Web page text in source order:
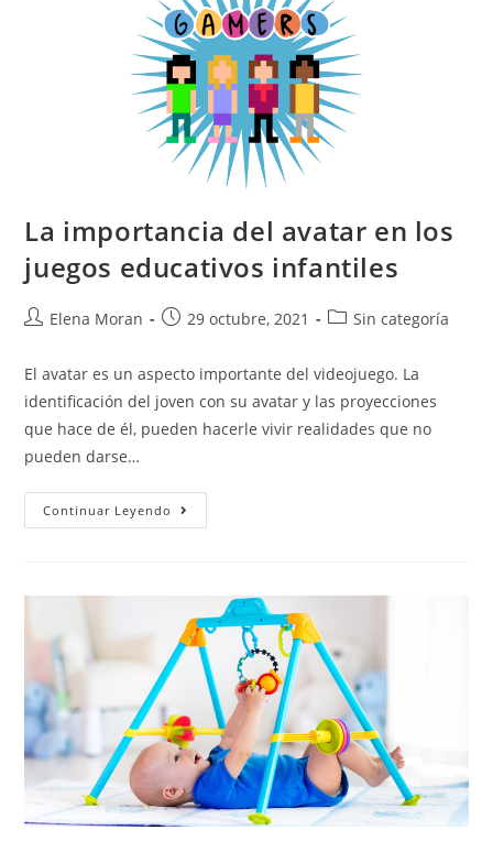
La importancia del avatar en los
juegos educativos infantiles
Elena Moran 29 octubre, 2021 Sin categoría
El avatar es un aspecto importante del videojuego. La
identificación del joven con su avatar y las proyecciones
que hace de él, pueden hacerle vivir realidades que no
pueden darse…
Continuar Leyendo